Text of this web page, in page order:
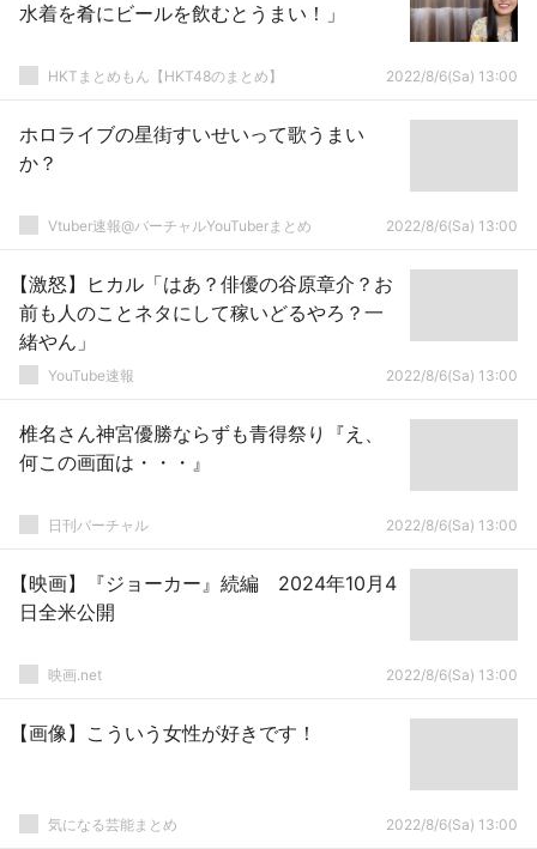
水着を肴にビールを飲むとうまい！」
HKTまとめもん【HKT48のまとめ】 2022/8/6(Sa) 13:00
ホロライブの星街すいせいって歌うまい
か？
Vtuber速報@バーチャルYouTuberまとめ 2022/8/6(Sa) 13:00
【激怒】ヒカル「はあ？俳優の谷原章介？お
前も人のことネタにして稼いどるやろ？一
緒やん」
YouTube速報 2022/8/6(Sa) 13:00
椎名さん神宮優勝ならずも青得祭り『え、
何この画面は・・・』
日刊バーチャル 2022/8/6(Sa) 13:00
【映画】『ジョーカー』続編 2024年10月4
日全米公開
映画.net 2022/8/6(Sa) 13:00
【画像】こういう女性が好きです！
気になる芸能まとめ 2022/8/6(Sa) 13:00